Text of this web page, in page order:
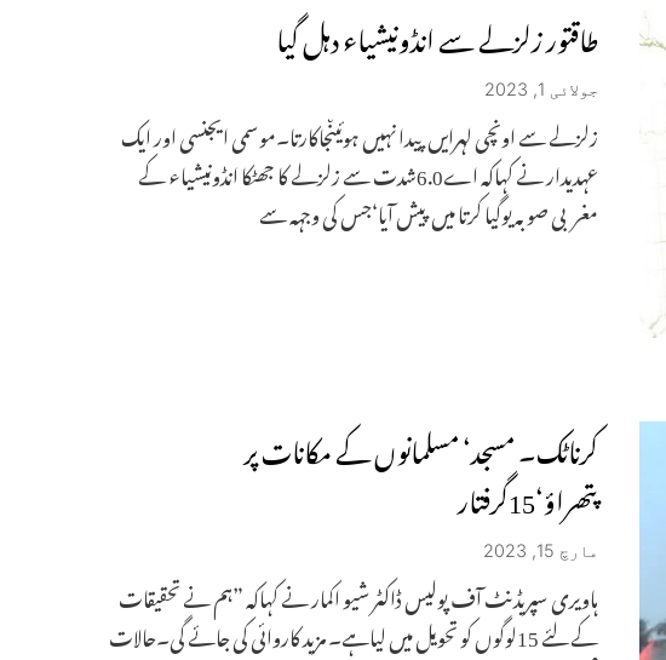
طاقتور زلزلے سے انڈونیشیاء دہل گیا
جولائی 1, 2023
زلزلے سے اونچی لہرایں پیدا نہیں ہوئیںجاکارتا۔موسمی ایجنسی اور ایک
عہدیدار نے کہاکہ اے6.0شدت سے زلزلے کا جھٹکا انڈونیشیاء کے
مغربی صوبہ یوگیا کرتا میں پیش آیا‘جس کی وجہہ سے
کرناٹک۔ مسجد‘ مسلمانوں کے مکانات پر
پتھراؤ‘15گرفتار
مارچ 15, 2023
ہاویری سپریڈنٹ آف پولیس ڈاکٹر شیو اکمار نے کہاکہ ”ہم نے تحقیقات
کے لئے 15لوگوں کو تحویل میں لیاہے۔ مزید کاروائی کی جائے گی۔حالات